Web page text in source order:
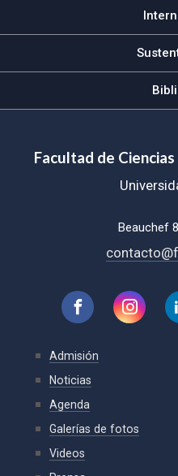
Facultad de
Beauchef
Admisión
Noticias
Agenda
Galerías de fotos
Videos